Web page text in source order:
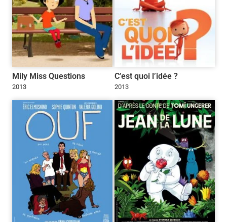
Mily Miss Questions
2013
C’est quoi l’idée ?
2013